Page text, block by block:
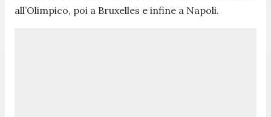
all’Olimpico, poi a Bruxelles e infine a Napoli.